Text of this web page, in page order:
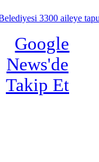
3300 aileye